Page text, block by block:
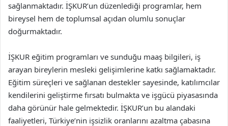
sağlanmaktadır. İŞKUR’un düzenlediği programlar, hem
bireysel hem de toplumsal açıdan olumlu sonuçlar
doğurmaktadır.
İŞKUR eğitim programları ve sunduğu maaş bilgileri, iş
arayan bireylerin mesleki gelişimlerine katkı sağlamaktadır.
Eğitim süreçleri ve sağlanan destekler sayesinde, katılımcılar
kendilerini geliştirme fırsatı bulmakta ve işgücü piyasasında
daha görünür hale gelmektedir. İŞKUR’un bu alandaki
faaliyetleri, Türkiye’nin işsizlik oranlarını azaltma çabasına